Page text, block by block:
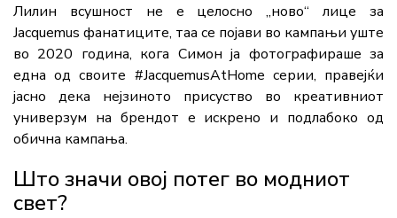
Лилин всушност не е целосно „ново“ лице за
Jacquemus фанатиците, таа се појави во кампањи уште
во 2020 година, кога Симон ја фотографираше за
една од своите #JacquemusAtHome серии, правејќи
јасно дека нејзиното присуство во креативниот
универзум на брендот е искрено и подлабоко од
обична кампања.
Што значи овој потег во модниот
свет?